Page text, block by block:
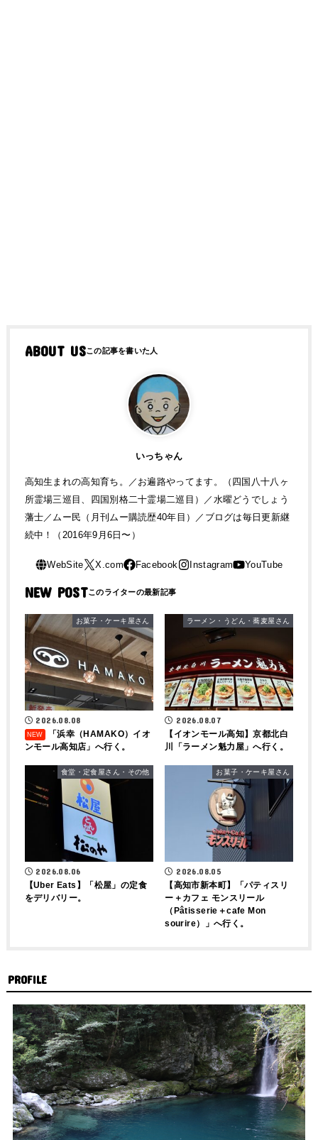
ABOUT US
いっちゃん
高知生まれの高知育ち。／お遍路やってます。（四国八十八ヶ
所霊場三巡目、四国別格二十霊場二巡目）／水曜どうでしょう
藩士／ムー民（月刊ムー購読歴40年目）／ブログは毎日更新継
続中！（2016年9月6日〜）
NEW POST
お菓子・ケーキ屋さん
2026.08.08
「浜幸（HAMAKO）イオ
ンモール高知店」へ行く。
ラーメン・うどん・蕎麦屋さん
2026.08.07
【イオンモール高知】京都北白
川「ラーメン魁力屋」へ行く。
食堂・定食屋さん・その他
2026.08.06
【Uber Eats】「松屋」の定食
をデリバリー。
お菓子・ケーキ屋さん
2026.08.05
【高知市新本町】「パティスリ
ー＋カフェ モンスリール
（Pâtisserie＋cafe Mon
sourire）」へ行く。
PROFILE